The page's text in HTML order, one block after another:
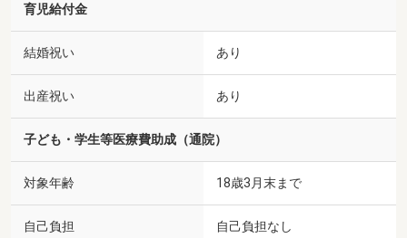
育児給付金
結婚祝い あり
出産祝い あり
子ども・学生等医療費助成（通院）
対象年齢 18歳3月末まで
自己負担 自己負担なし